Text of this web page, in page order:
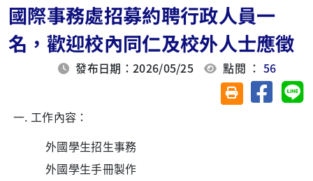
國際事務處招募約聘行政人員一
名，歡迎校內同仁及校外人士應徵
發布日期：2026/05/25 點閱 ：56
友善列印(另開視
分享至
工作內容：
外國學生招生事務
外國學生手冊製作